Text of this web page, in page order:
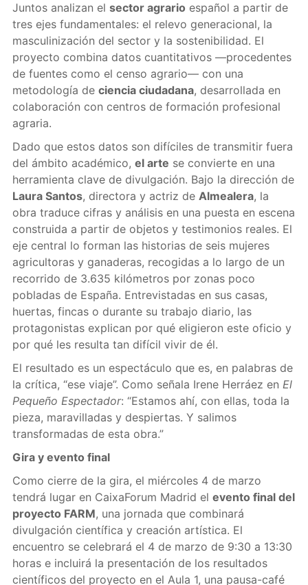
Juntos analizan el sector agrario español a partir de
tres ejes fundamentales: el relevo generacional, la
masculinización del sector y la sostenibilidad. El
proyecto combina datos cuantitativos —procedentes
de fuentes como el censo agrario— con una
metodología de ciencia ciudadana, desarrollada en
colaboración con centros de formación profesional
agraria.
Dado que estos datos son difíciles de transmitir fuera
del ámbito académico, el arte se convierte en una
herramienta clave de divulgación. Bajo la dirección de
Laura Santos, directora y actriz de Almealera, la
obra traduce cifras y análisis en una puesta en escena
construida a partir de objetos y testimonios reales. El
eje central lo forman las historias de seis mujeres
agricultoras y ganaderas, recogidas a lo largo de un
recorrido de 3.635 kilómetros por zonas poco
pobladas de España. Entrevistadas en sus casas,
huertas, fincas o durante su trabajo diario, las
protagonistas explican por qué eligieron este oficio y
por qué les resulta tan difícil vivir de él.
El resultado es un espectáculo que es, en palabras de
la crítica, “ese viaje”. Como señala Irene Herráez en El
Pequeño Espectador: “Estamos ahí, con ellas, toda la
pieza, maravilladas y despiertas. Y salimos
transformadas de esta obra.”
Gira y evento final
Como cierre de la gira, el miércoles 4 de marzo
tendrá lugar en CaixaForum Madrid el evento final del
proyecto FARM, una jornada que combinará
divulgación científica y creación artística. El
encuentro se celebrará el 4 de marzo de 9:30 a 13:30
horas e incluirá la presentación de los resultados
científicos del proyecto en el Aula 1, una pausa-café